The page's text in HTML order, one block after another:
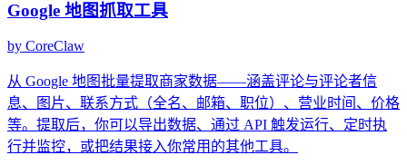
Google 地图抓取工具
by CoreClaw
从 Google 地图批量提取商家数据——涵盖评论与评论者信
息、图片、联系方式（全名、邮箱、职位）、营业时间、价格
等。提取后，你可以导出数据、通过 API 触发运行、定时执
行并监控，或把结果接入你常用的其他工具。